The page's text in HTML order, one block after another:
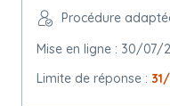
Procédure
Mise en ligne : 30/07/
Limite de réponse :